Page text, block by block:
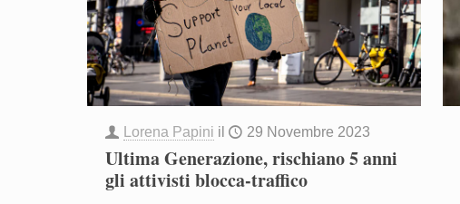
Lorena Papini il 29 Novembre 2023
Ultima Generazione, rischiano 5 anni
gli attivisti blocca-traffico